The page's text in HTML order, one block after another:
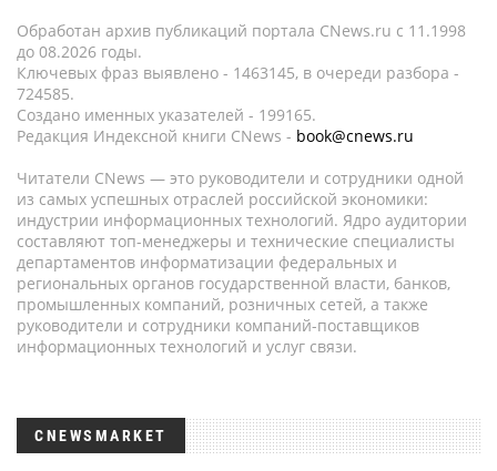
Обработан архив публикаций портала CNews.ru c 11.1998
до 08.2026 годы.
Ключевых фраз выявлено - 1463145, в очереди разбора -
724585.
Создано именных указателей - 199165.
Редакция Индексной книги CNews - book@cnews.ru
Читатели CNews — это руководители и сотрудники одной
из самых успешных отраслей российской экономики:
индустрии информационных технологий. Ядро аудитории
составляют топ-менеджеры и технические специалисты
департаментов информатизации федеральных и
региональных органов государственной власти, банков,
промышленных компаний, розничных сетей, а также
руководители и сотрудники компаний-поставщиков
информационных технологий и услуг связи.
CNEWSMARKET